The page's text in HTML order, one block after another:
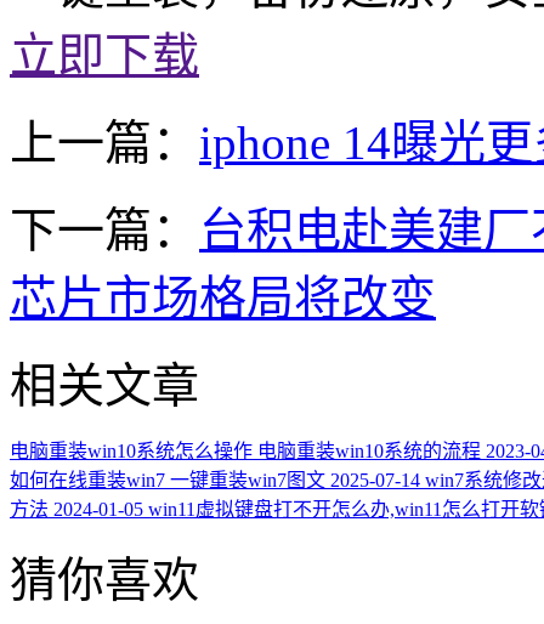
立即下载
上一篇： iphone 14曝光
下一篇： 台积电赴美建
芯片市场格局将改变
相关文章
电脑重装win10系统怎么操作 电脑重装win10系统的流程 2023-
如何在线重装win7 一键重装win7图文 2025-07-14 win7系统修
方法 2024-01-05 win11虚拟键盘打不开怎么办,win11怎么打开软
猜你喜欢